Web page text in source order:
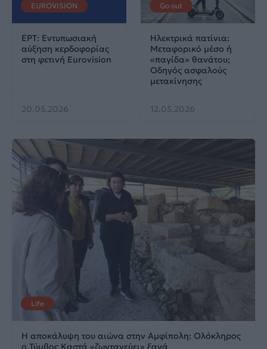
EUROVISION
ΕΡΤ: Εντυπωσιακή
αύξηση κερδοφορίας
στη φετινή Eurovision
20.05.2026
Go out
Ηλεκτρικά πατίνια:
Μεταφορικό μέσο ή
«παγίδα» θανάτου;
Οδηγός ασφαλούς
μετακίνησης
12.05.2026
Life
Η αποκάλυψη του αιώνα στην Αμφίπολη: Ολόκληρος
ο Τύμβος Καστά «ζωντανεύει» ξανά